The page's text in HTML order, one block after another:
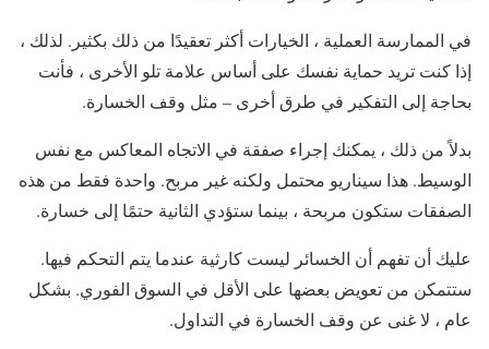
في الممارسة العملية ، الخيارات أكثر تعقيدًا من ذلك بكثير. لذلك ،
إذا كنت تريد حماية نفسك على أساس علامة تلو الأخرى ، فأنت
بحاجة إلى التفكير في طرق أخرى – مثل وقف الخسارة.
بدلاً من ذلك ، يمكنك إجراء صفقة في الاتجاه المعاكس مع نفس
الوسيط. هذا سيناريو محتمل ولكنه غير مربح. واحدة فقط من هذه
الصفقات ستكون مربحة ، بينما ستؤدي الثانية حتمًا إلى خسارة.
عليك أن تفهم أن الخسائر ليست كارثية عندما يتم التحكم فيها.
ستتمكن من تعويض بعضها على الأقل في السوق الفوري. بشكل
عام ، لا غنى عن وقف الخسارة في التداول.